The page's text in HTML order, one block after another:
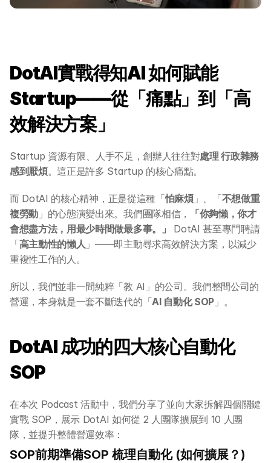
DotAI實戰得知AI 如何賦能
Startup——從「痛點」到「高
效解決方案」
Startup 資源有限、人手不足，創辦人往往對處理 行政雜務
感到厭煩。這正是許多 Startup 的核心痛點。
而 DotAI 的核心精神，正是從這種「怕麻煩」、「不想做重
複勞動 」的心態演變出來。我們團隊相信，
「你夠懶，你才
會想盡方法，用最少時間做最多事。」
DotAI 甚至專門聘請
「高主動性的懶人 」——即主動尋求高效解決方案，以減少
重複性工作的人。
所以，我們並非一間純粹「教 AI」的公司。我們整間公司的
營運，本身就是一套不斷迭代的「AI 自動化 SOP 」。
DotAI 成功的四大核心自動化
SOP
在本次 Podcast 活動中，我們分享了並向大家拆解四個關鍵
實戰 SOP，展示 DotAI 如何從 2 人團隊擴展到 10 人團
隊，並提升整體營運效率：
SOP前期準備SOP 梳理自動化 (如何擴展？)